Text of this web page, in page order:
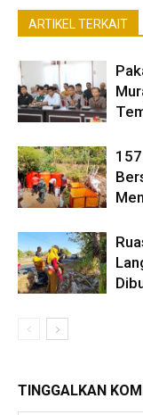
ARTIKEL TERKAIT
TINGGALKAN